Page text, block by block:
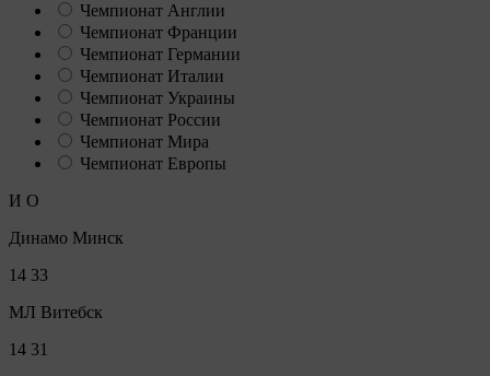
Чемпионат Англии
Чемпионат Франции
Чемпионат Германии
Чемпионат Италии
Чемпионат Украины
Чемпионат России
Чемпионат Мира
Чемпионат Европы
И О
Динамо Минск
14 33
МЛ Витебск
14 31